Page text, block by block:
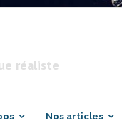
réaliste
Nos articles